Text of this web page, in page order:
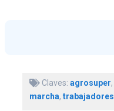
Claves: agrosuper,
marcha, trabajadores